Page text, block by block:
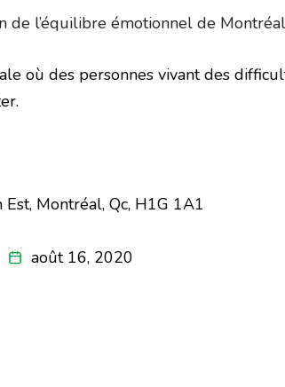
de l’équilibre émotionnel de
où des personnes vivant des
Montréal, Qc, H1G 1A1
août 16, 2020